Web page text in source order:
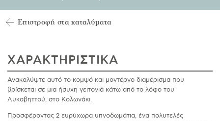
Επιστροφή στα καταλύματα
ΧΑΡΑΚΤΗΡΙΣΤΙΚΑ
Ανακαλύψτε αυτό το κομψό και μοντέρνο διαμέρισμα που
βρίσκεται σε μια ήσυχη γειτονιά κάτω από το λόφο του
Λυκαβηττού, στο Κολωνάκι.
Προσφέροντας 2 ευρύχωρα υπνοδωμάτια, ένα πολυτελές